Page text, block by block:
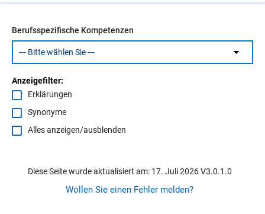
Berufsspezifische Kompetenzen
Anzeigefilter:
Erklärungen
Synonyme
Alles anzeigen/ausblenden
Diese Seite wurde aktualisiert am: 17. Juli 2026 V3.0.1.0
Wollen Sie einen Fehler melden?